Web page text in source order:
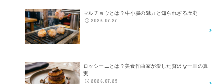
マルチョウとは？牛小腸の魅力と知られざる歴史
2026.07.27
ロッシーニとは？美食作曲家が愛した贅沢な一皿の真
実
2026.07.25